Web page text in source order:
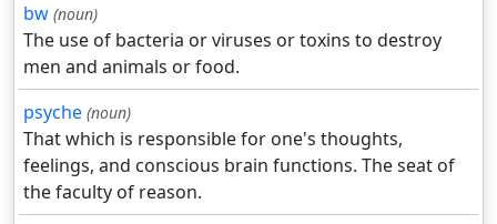
bw (noun)
The use of bacteria or viruses or toxins to destroy
men and animals or food.
psyche (noun)
That which is responsible for one's thoughts,
feelings, and conscious brain functions. The seat of
the faculty of reason.